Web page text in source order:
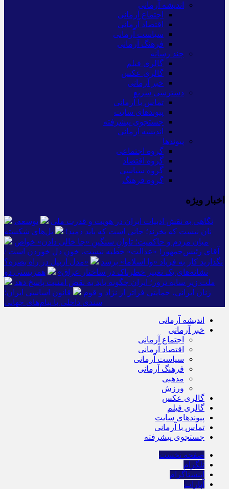
اندیشه آرمانی
اجتماع آرمانی
اقتصاد آرمانی
سیاست آرمانی
فرهنگ آرمانی
چند رسانه
گالری فیلم
گالری عکس
خبر آرمانی
دسترسی سریع
تماس با آرمانی
پیوندهای سایت
جستجوی پیشرفته
اندیشه آرمانی
پیوندها
گروه اجتماعی
گروه اقتصاد
گروه سیاسی
گروه فرهنگ
اخبار ویژه
نگاهی به نقش ادبیات ایران در هویت و قدرت ملی
توسعه،
نان نیست که بخرند؛ جانی است که باید دمید!
پل‌های شکسته
میان مردم و حاکمیت؛ تاوانِ سنگینِ «جا خالی دادن» خواص
آقای رئیس‌جمهور! «عدالت» خطبه نیست، خونِ دل خوردن است /
نگذارید کار به فریاد «وا اسلاما» برسد
«مدل اربیل در راه بصره؟
نشانه‌های یک تغییر خطرناک در ساختار عراق»
همزیستی دو
ملت زیر سایه ترور؛ ایران چگونه باید به نقض امنیت پاسخ دهد
زنان ایرانی، حمایتی فراتر از نژاد و قوم
قانون اساسی ایران؛
سندی داخلی با پیام‌های جهانی
اندیشه آرمانی
خبر آرمانی
اجتماع آرمانی
اقتصاد آرمانی
سیاست آرمانی
فرهنگ آرمانی
مذهبی
ورزش
گالری عکس
گالری فیلم
پیوندهای سایت
تماس با آرمانی
جستجوی پیشرفته
صفحه نخست
تلگرام
اینستاگرام
آپارات